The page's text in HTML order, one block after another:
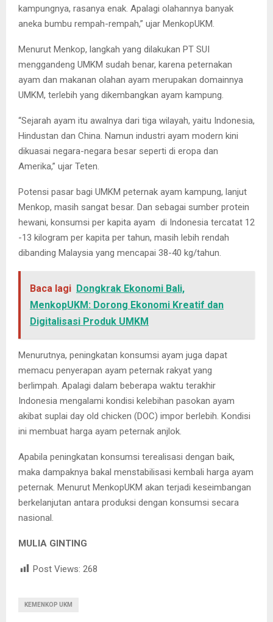
kampungnya, rasanya enak. Apalagi olahannya banyak
aneka bumbu rempah-rempah,” ujar MenkopUKM.
Menurut Menkop, langkah yang dilakukan PT SUI
menggandeng UMKM sudah benar, karena peternakan
ayam dan makanan olahan ayam merupakan domainnya
UMKM, terlebih yang dikembangkan ayam kampung.
“Sejarah ayam itu awalnya dari tiga wilayah, yaitu Indonesia,
Hindustan dan China. Namun industri ayam modern kini
dikuasai negara-negara besar seperti di eropa dan
Amerika,” ujar Teten.
Potensi pasar bagi UMKM peternak ayam kampung, lanjut
Menkop, masih sangat besar. Dan sebagai sumber protein
hewani, konsumsi per kapita ayam di Indonesia tercatat 12
-13 kilogram per kapita per tahun, masih lebih rendah
dibanding Malaysia yang mencapai 38-40 kg/tahun.
Baca lagi Dongkrak Ekonomi Bali,
MenkopUKM: Dorong Ekonomi Kreatif dan
Digitalisasi Produk UMKM
Menurutnya, peningkatan konsumsi ayam juga dapat
memacu penyerapan ayam peternak rakyat yang
berlimpah. Apalagi dalam beberapa waktu terakhir
Indonesia mengalami kondisi kelebihan pasokan ayam
akibat suplai day old chicken (DOC) impor berlebih. Kondisi
ini membuat harga ayam peternak anjlok.
Apabila peningkatan konsumsi terealisasi dengan baik,
maka dampaknya bakal menstabilisasi kembali harga ayam
peternak. Menurut MenkopUKM akan terjadi keseimbangan
berkelanjutan antara produksi dengan konsumsi secara
nasional.
MULIA GINTING
Post Views: 268
KEMENKOP UKM